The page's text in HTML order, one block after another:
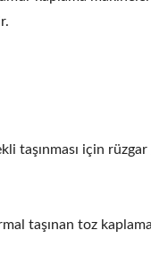
için rüzgar
taşınan toz